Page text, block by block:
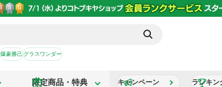
爆豪勝己グラスワンダー
限定商品・特典 キャンペーン ランキン